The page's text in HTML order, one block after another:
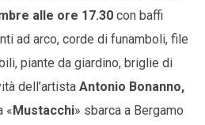
alle ore 17.30 con baffi
ad arco, corde di funamboli, file
piante da giardino, briglie di
dell’artista Antonio Bonanno,
«Mustacchi» sbarca a Bergamo